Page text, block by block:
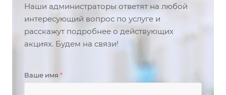
Наши администраторы ответят на любой
интересующий вопрос по услуге и
расскажут подробнее о действующих
акциях. Будем на связи!
Ваше имя *